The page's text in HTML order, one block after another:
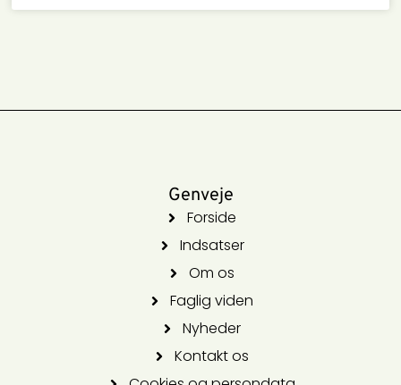
Genveje
Forside
Indsatser
Om os
Faglig viden
Nyheder
Kontakt os